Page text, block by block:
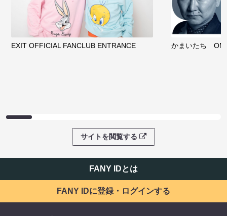
EXIT OFFICIAL FANCLUB ENTRANCE かまいたち
サイトを閲覧する
FANY IDとは
FANY IDに登録・ログインする